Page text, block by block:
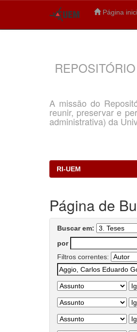
Página
A missão do
reunir, preservar e
administrativa) da
RI-UEM
Página de
Buscar em:
por
Filtros correntes: